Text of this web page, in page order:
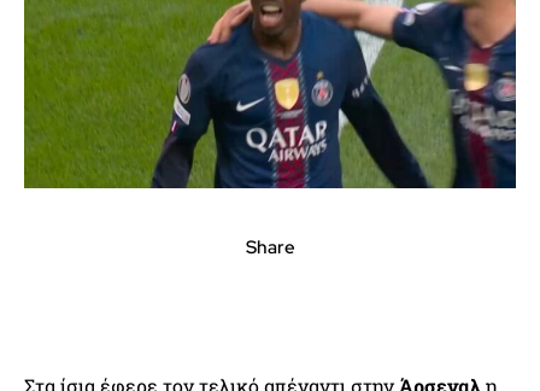
Share
Στα ίσια έφερε τον τελικό απέναντι στηνΆρσεναλη